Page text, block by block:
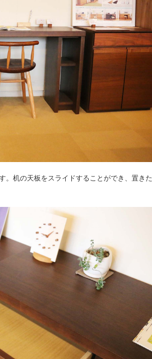
。机の天板をスライドすることができ、置きた